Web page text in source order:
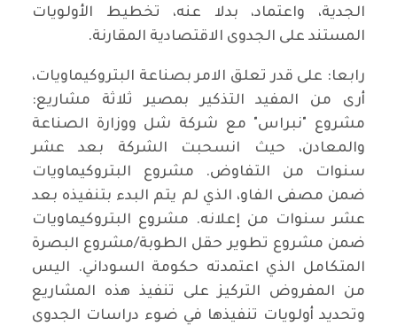
الجدية، واعتماد، بدلا عنه، تخطيط الأولويات
المستند على الجدوى الاقتصادية المقارنة.
رابعا: على قدر تعلق الامر بصناعة البتروكيماويات،
أرى من المفيد التذكير بمصير ثلاثة مشاريع:
مشروع "نبراس" مع شركة شل ووزارة الصناعة
والمعادن، حيث انسحبت الشركة بعد عشر
سنوات من التفاوض. مشروع البتروكيماويات
ضمن مصفى الفاو، الذي لم يتم البدء بتنفيذه بعد
عشر سنوات من إعلانه. مشروع البتروكيماويات
ضمن مشروع تطوير حقل الطوبة/مشروع البصرة
المتكامل الذي اعتمدته حكومة السوداني. اليس
من المفروض التركيز على تنفيذ هذه المشاريع
وتحديد أولويات تنفيذها في ضوء دراسات الجدوى